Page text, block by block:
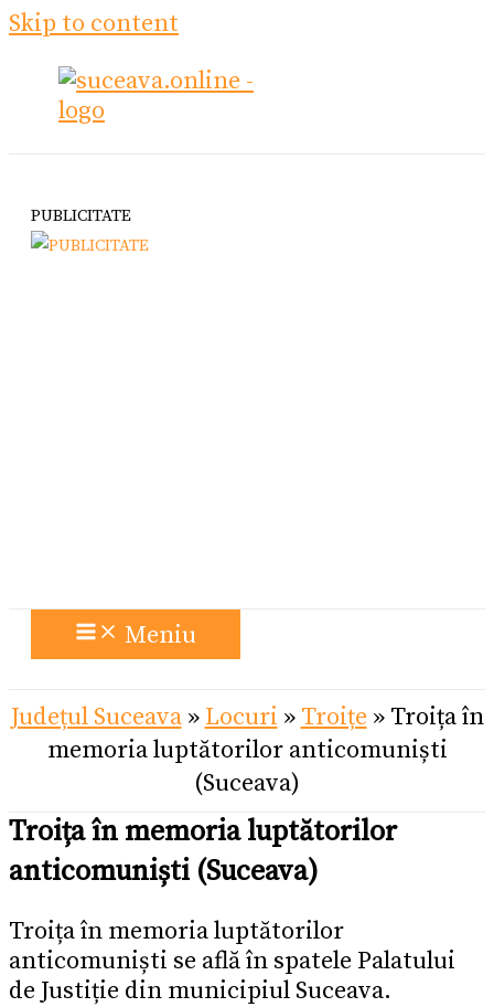
Skip to content
PUBLICITATE
Meniu
Județul Suceava» Locuri » Troițe » Troița în
memoria luptătorilor anticomuniști
(Suceava)
Troița în memoria luptătorilor
anticomuniști (Suceava)
Troița în memoria luptătorilor
anticomuniști se află în spatele Palatului
de Justiție din municipiul Suceava.